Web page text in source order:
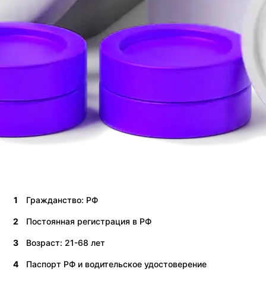
1 Гражданство: РФ
2 Постоянная регистрация в РФ
3 Возраст: 21-68 лет
4 Паспорт РФ и водительское удостоверение